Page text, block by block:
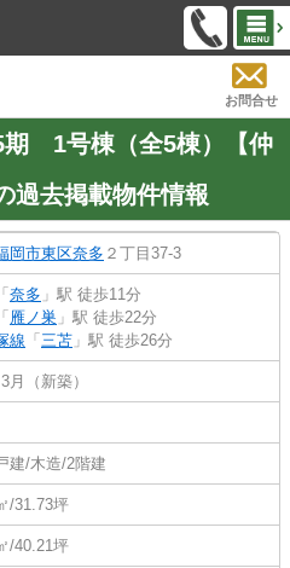
お問合せ
期 1号棟（全5棟）【仲
過去掲載物件情報
岡市東区奈多 ２丁目37-3
「 奈多 」駅 徒歩11分
「 雁ノ巣 」駅 徒歩22分
線 「 三苫 」駅 徒歩26分
月（新築）
建/木造/2階建
/31.73坪
/40.21坪